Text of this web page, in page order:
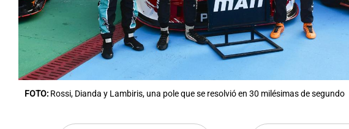
FOTO: Rossi, Dianda y Lambiris, una pole que se resolvió en 30 milésimas de segundo